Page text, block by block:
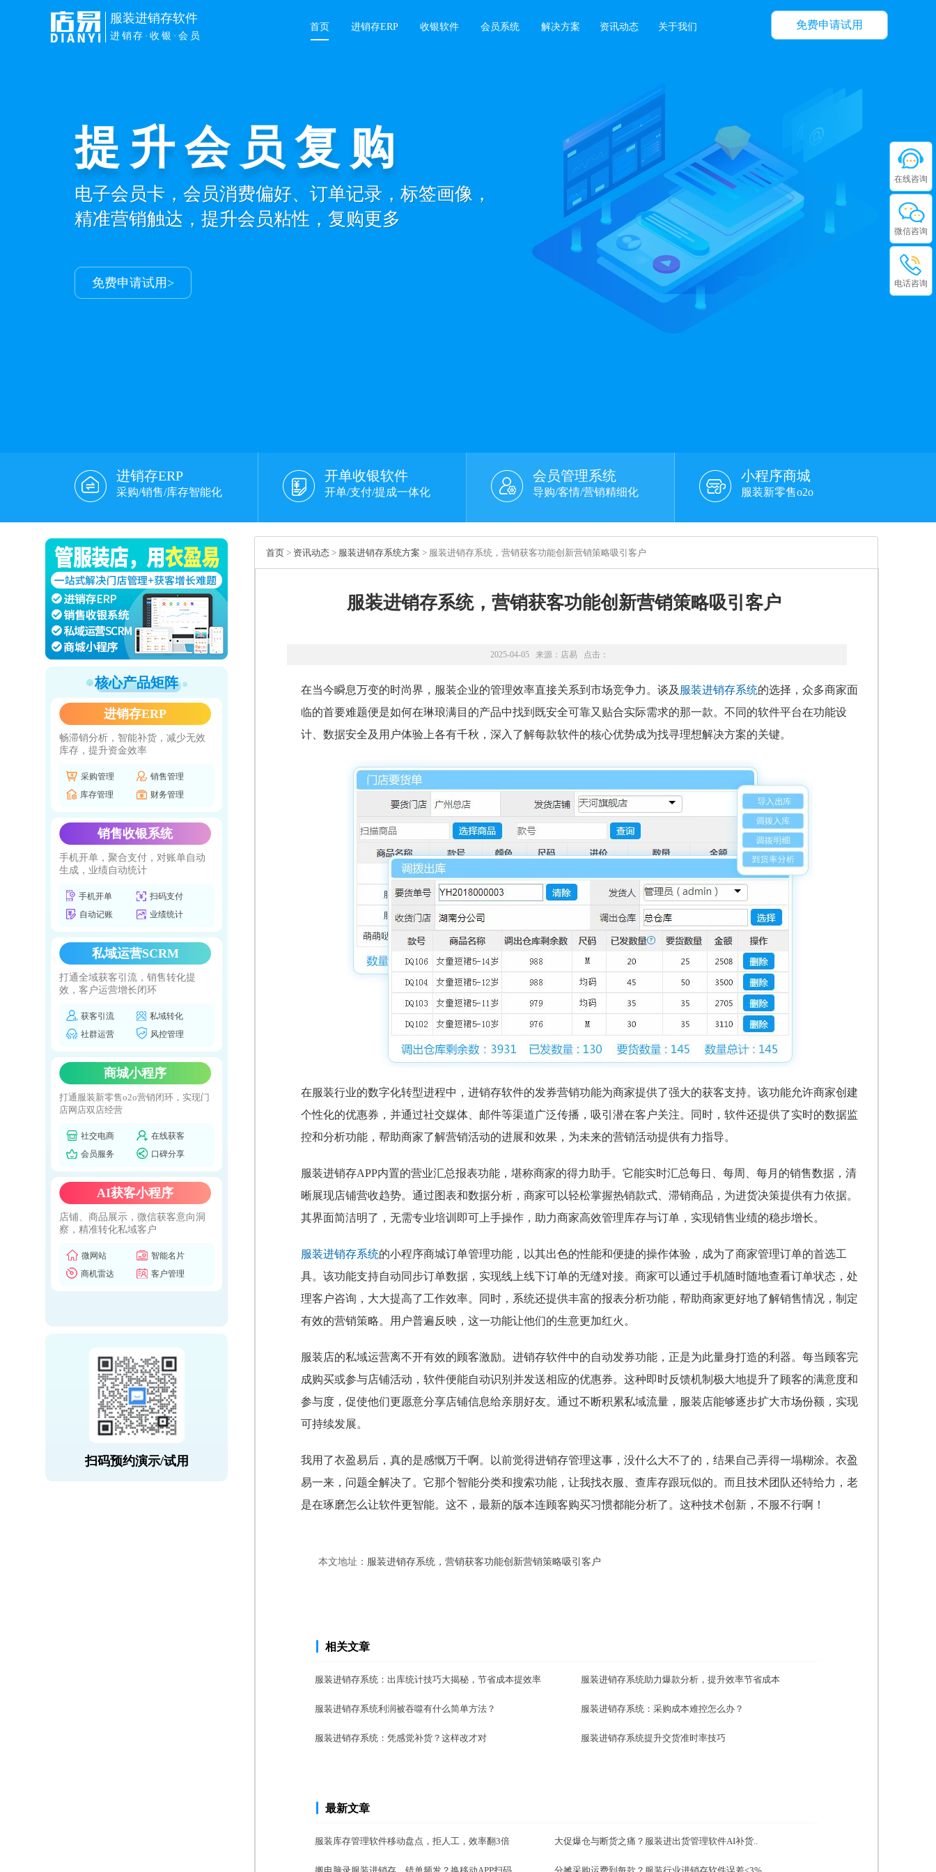
免费申请试用
服装进销存软件
进销存·收银·会员
首页 进销存ERP 收银软件 会员系统 解决方案 资讯动态 关于我们
提升会员复购
电子会员卡，会员消费偏好、订单记录，标签画像，
精准营销触达，提升会员粘性，复购更多
免费申请试用>
进销存ERP
采购/销售/库存智能化
开单收银软件
开单/支付/提成一体化
会员管理系统
导购/客情/营销精细化
小程序商城
服装新零售o2o
核心产品矩阵
进销存ERP
畅滞销分析，智能补货，减少无效
库存，提升资金效率
采购管理
销售管理
库存管理
财务管理
销售收银系统
手机开单，聚合支付，对账单自动
生成，业绩自动统计
手机开单
扫码支付
自动记账
业绩统计
私域运营SCRM
打通全域获客引流，销售转化提
效，客户运营增长闭环
获客引流
私域转化
社群运营
风控管理
商城小程序
打通服装新零售o2o营销闭环，实现门
店网店双店经营
社交电商
在线获客
会员服务
口碑分享
AI获客小程序
店铺、商品展示，微信获客意向洞
察，精准转化私域客户
微网站
智能名片
商机雷达
客户管理
扫码预约演示/试用
首页 > 资讯动态 > 服装进销存系统方案 > 服装进销存系统，营销获客功能创新营销策略吸引客户
服装进销存系统，营销获客功能创新营销策略吸引客户
2025-04-05 来源： 店易 点击：
在当今瞬息万变的时尚界，服装企业的管理效率直接关系到市场竞争力。谈及 服装进销存系统的选择，众多商家面
临的首要难题便是如何在琳琅满目的产品中找到既安全可靠又贴合实际需求的那一款。不同的软件平台在功能设
计、数据安全及用户体验上各有千秋，深入了解每款软件的核心优势成为找寻理想解决方案的关键。
在服装行业的数字化转型进程中，进销存软件的发券营销功能为商家提供了强大的获客支持。该功能允许商家创建
个性化的优惠券，并通过社交媒体、邮件等渠道广泛传播，吸引潜在客户关注。同时，软件还提供了实时的数据监
控和分析功能，帮助商家了解营销活动的进展和效果，为未来的营销活动提供有力指导。
服装进销存APP内置的营业汇总报表功能，堪称商家的得力助手。它能实时汇总每日、每周、每月的销售数据，清
晰展现店铺营收趋势。通过图表和数据分析，商家可以轻松掌握热销款式、滞销商品，为进货决策提供有力依据。
其界面简洁明了，无需专业培训即可上手操作，助力商家高效管理库存与订单，实现销售业绩的稳步增长。
服装进销存系统的小程序商城订单管理功能，以其出色的性能和便捷的操作体验，成为了商家管理订单的首选工
具。该功能支持自动同步订单数据，实现线上线下订单的无缝对接。商家可以通过手机随时随地查看订单状态，处
理客户咨询，大大提高了工作效率。同时，系统还提供丰富的报表分析功能，帮助商家更好地了解销售情况，制定
有效的营销策略。用户普遍反映，这一功能让他们的生意更加红火。
服装店的私域运营离不开有效的顾客激励。进销存软件中的自动发券功能，正是为此量身打造的利器。每当顾客完
成购买或参与店铺活动，软件便能自动识别并发送相应的优惠券。这种即时反馈机制极大地提升了顾客的满意度和
参与度，促使他们更愿意分享店铺信息给亲朋好友。通过不断积累私域流量，服装店能够逐步扩大市场份额，实现
可持续发展。
我用了衣盈易后，真的是感慨万千啊。以前觉得进销存管理这事，没什么大不了的，结果自己弄得一塌糊涂。衣盈
易一来，问题全解决了。它那个智能分类和搜索功能，让我找衣服、查库存跟玩似的。而且技术团队还特给力，老
是在琢磨怎么让软件更智能。这不，最新的版本连顾客购买习惯都能分析了。这种技术创新，不服不行啊！
本文地址： 服装进销存系统，营销获客功能创新营销策略吸引客户
相关文章
服装进销存系统：出库统计技巧大揭秘，节省成本提效率 服装进销存系统助力爆款分析，提升效率节省成本
服装进销存系统利润被吞噬有什么简单方法？ 服装进销存系统：采购成本难控怎么办？
服装进销存系统：凭感觉补货？这样改才对 服装进销存系统提升交货准时率技巧
最新文章
服装库存管理软件移动盘点，拒人工，效率翻3倍 大促爆仓与断货之痛？服装进出货管理软件AI补货..
在线咨询
微信咨询
电话咨询